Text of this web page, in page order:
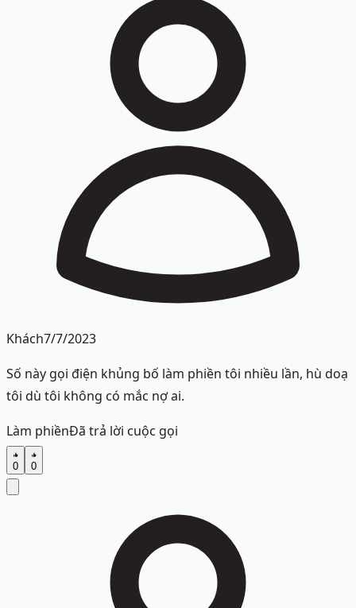
Khách7/7/2023
Số này gọi điện khủng bố làm phiền tôi nhiều lần, hù doạ
tôi dù tôi không có mắc nợ ai.
Làm phiềnĐã trả lời cuộc gọi
0 0